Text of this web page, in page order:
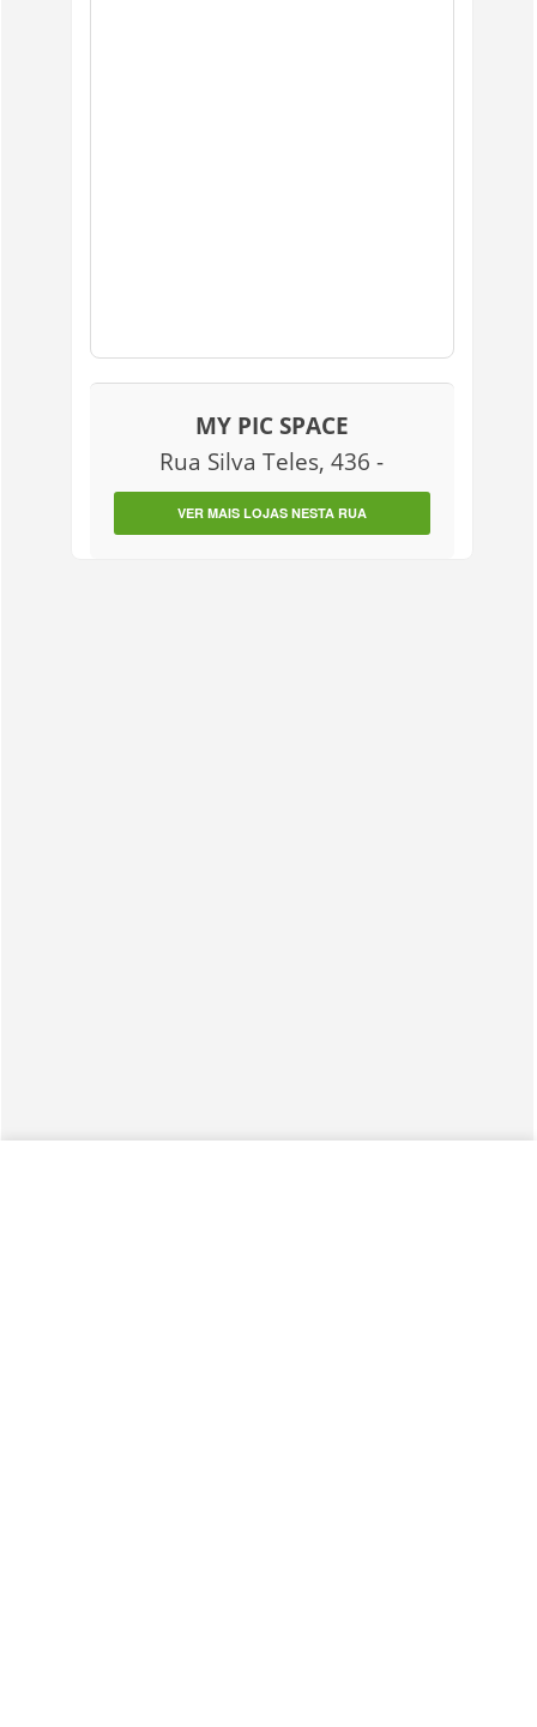
MY PIC SPACE
Rua Silva Teles, 436 -
VER MAIS LOJAS NESTA RUA